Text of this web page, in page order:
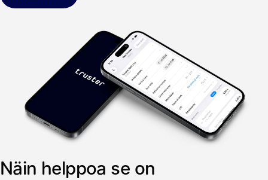
Näin helppoa se on